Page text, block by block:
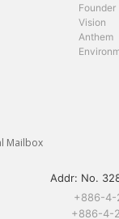
Founder
Vision
Anthem
Mailbox
Addr: No.
+886-4-
+886-4-